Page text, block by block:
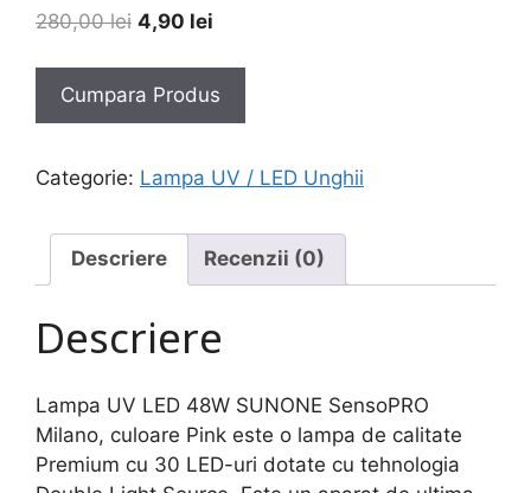
280,00lei Prețul
fost:
4,90 lei
4,90 lei.
Cumpara Produs
Categorie: Lampa UV / LED Unghii
Descriere Recenzii (0)
Descriere
Lampa UV LED 48W SUNONE SensoPRO
Milano, culoare Pink este o lampa de calitate
Premium cu 30 LED-uri dotate cu tehnologia